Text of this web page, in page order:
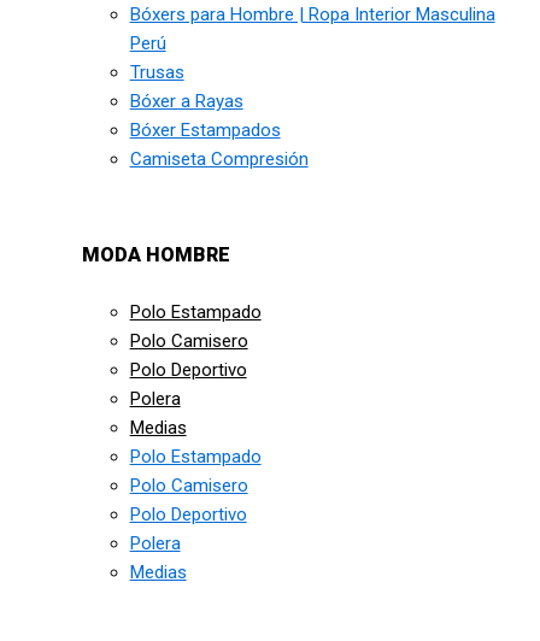
Bóxers para Hombre | Ropa Interior Masculina
Perú
Trusas
Bóxer a Rayas
Bóxer Estampados
Camiseta Compresión
MODA HOMBRE
Polo Estampado
Polo Camisero
Polo Deportivo
Polera
Medias
Polo Estampado
Polo Camisero
Polo Deportivo
Polera
Medias